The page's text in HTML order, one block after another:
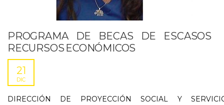
PROGRAMA DE BECAS DE ESCASOS
RECURSOS ECONÓMICOS
21
DIC
DIRECCIÓN DE PROYECCIÓN SOCIAL Y